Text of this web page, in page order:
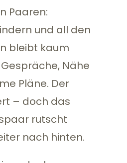
Paaren:
und all den
bleibt kaum
Nähe
Pläne. Der
– doch das
rutscht
nach hinten.